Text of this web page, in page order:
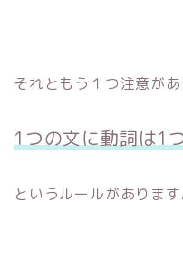
それともう１つ注意があ
1つの文に動詞は1
というルールがあります